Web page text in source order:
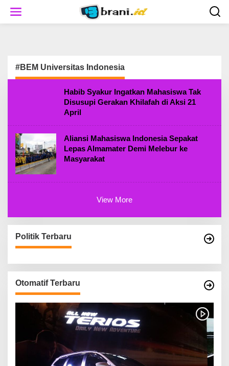
i
#BEM Universitas Indonesia
Habib Syakur Ingatkan Mahasiswa Tak
Disusupi Gerakan Khilafah di Aksi 21
April
Aliansi Mahasiswa Indonesia Sepakat
Lepas Almamater Demi Melebur ke
Masyarakat
View More
Politik Terbaru
Otomatif Terbaru